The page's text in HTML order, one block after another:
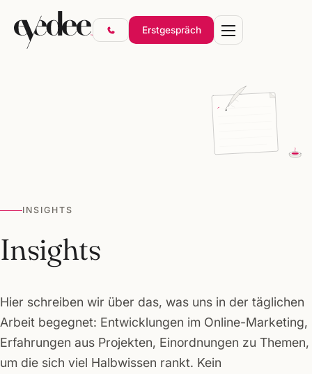
Erstgespräch
SEO & KI-Sichtbarkeit
Gründerpakete
INSIGHTS
Insights
Hier schreiben wir über das, was uns in der täglichen
Arbeit begegnet: Entwicklungen im Online-Marketing,
Erfahrungen aus Projekten, Einordnungen zu Themen,
um die sich viel Halbwissen rankt. Kein